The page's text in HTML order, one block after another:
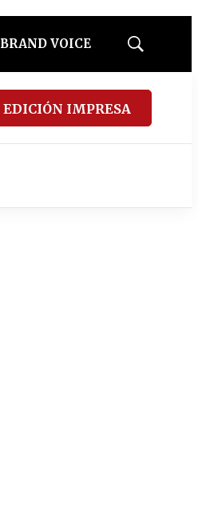
BRAND VOICE
Mostrar
EDICIÓN IMPRESA